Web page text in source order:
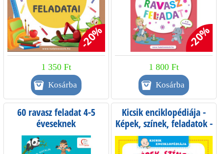
-20%
1 350 Ft
-20%
1 800 Ft
60 ravasz feladat 4-5
éveseknek
Kicsik enciklopédiája -
Képek, színek, feladatok -
1-3 éves gyermekeknek